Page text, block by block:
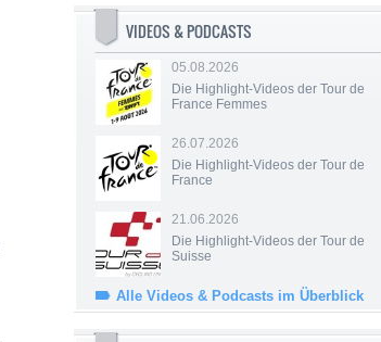
VIDEOS & PODCASTS
05.08.2026
Die Highlight-Videos der Tour de
France Femmes
26.07.2026
Die Highlight-Videos der Tour de
France
21.06.2026
Die Highlight-Videos der Tour de
Suisse
Alle Videos & Podcasts im Überblick